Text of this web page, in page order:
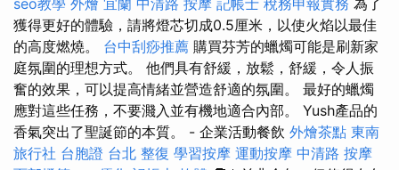
seo教學 外燴 宜蘭 中清路 按摩 記帳士 稅務申報實務 為了
獲得更好的體驗，請將燈芯切成0.5厘米，以使火焰以最佳
的高度燃燒。 台中刮痧推薦 購買芬芳的蠟燭可能是刷新家
庭氛圍的理想方式。 他們具有舒緩，放鬆，舒緩，令人振
奮的效果，可以提高情緒並營造舒適的氛圍。 最好的蠟燭
應對這些任務，不要濺入並有機地適合內部。 Yush產品的
香氣突出了聖誕節的本質。 - 企業活動餐飲 外燴茶點 東南
旅行社 台胞證 台北 整復 學習按摩 運動按摩 中清路 按摩